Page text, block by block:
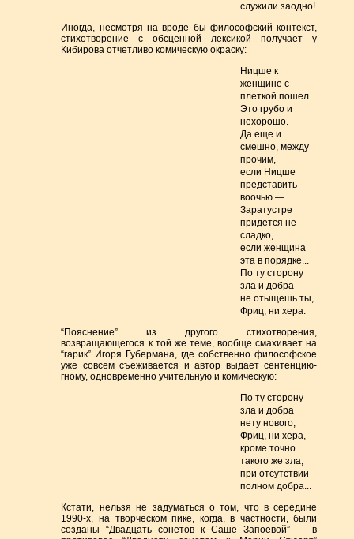
служили заодно!
Иногда, несмотря на вроде бы философский контекст,
стихотворение с обсценной лексикой получает у
Кибирова отчетливо комическую окраску:
Ницше к
женщине с
плеткой пошел.
Это грубо и
нехорошо.
Да еще и
смешно, между
прочим,
если Ницше
представить
воочью —
Заратустре
придется не
сладко,
если женщина
эта в порядке...
По ту сторону
зла и добра
не отыщешь ты,
Фриц, ни хера.
“Пояснение” из другого стихотворения,
возвращающегося к той же теме, вообще смахивает на
“гарик” Игоря Губермана, где собственно философское
уже совсем съеживается и автор выдает сентенцию-
гному, одновременно учительную и комическую:
По ту сторону
зла и добра
нету нового,
Фриц, ни хера,
кроме точно
такого же зла,
при отсутствии
полном добра...
Кстати, нельзя не задуматься о том, что в середине
1990-х, на творческом пике, когда, в частности, были
созданы “Двадцать сонетов к Саше Запоевой” — в